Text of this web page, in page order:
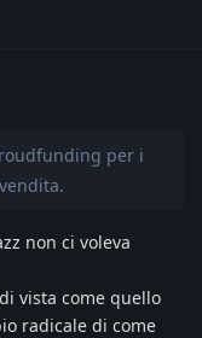
per i
non ci voleva
vista come quello
radicale di come